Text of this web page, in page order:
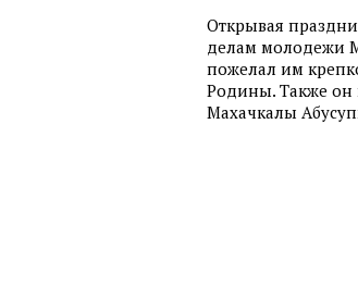
Открывая
делам молодежи
пожелал им
Родины. Также он
Махачкалы